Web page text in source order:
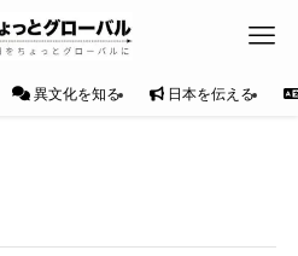
異文化を知る 日本を伝える